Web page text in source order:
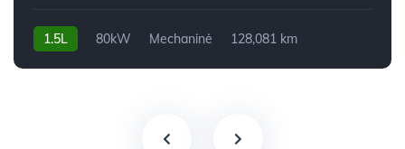
1.5L 80kW Mechaninė
128,081 km